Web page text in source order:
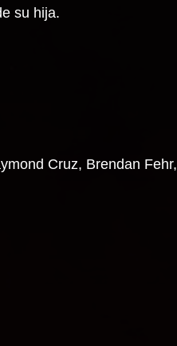
su hija.
Cruz, Brendan Fehr,